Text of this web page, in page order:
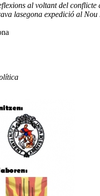
al voltant del conflicte
lasegona expedició al